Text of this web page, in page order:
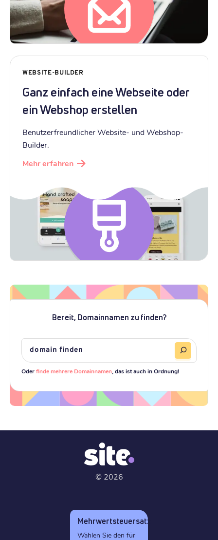
WEBSITE-BUILDER
Ganz einfach eine Webseite oder
ein Webshop erstellen
Benutzerfreundlicher Website- und Webshop-
Builder.
Mehr erfahren
Bereit, Domainnamen zu finden?
Oderfinde mehrere Domainnamen , das ist auch in Ordnung!
© 2026
Mehrwertsteuersatz
Wählen Sie den für